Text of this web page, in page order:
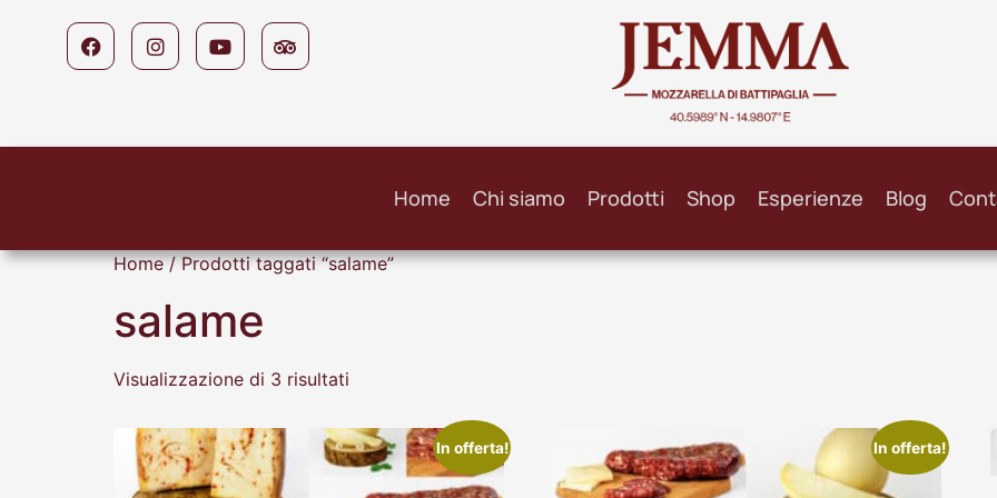
Home Chi siamo Prodotti Shop Esperienze Blog
Home/ Prodotti taggati “salame”
salame
Visualizzazione di 3 risultati
In offerta! In offerta!